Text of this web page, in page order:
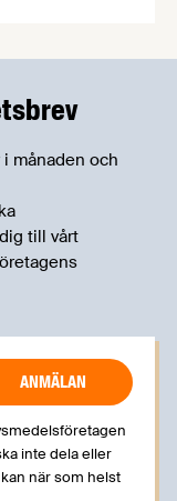
månaden och
till vårt
inte dela eller
när som helst